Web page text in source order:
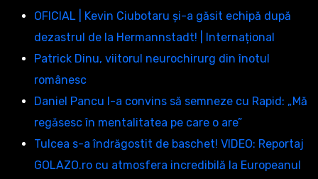
OFICIAL | Kevin Ciubotaru și-a găsit echipă după
dezastrul de la Hermannstadt! | Internațional
Patrick Dinu, viitorul neurochirurg din înotul
românesc
Daniel Pancu l-a convins să semneze cu Rapid: „Mă
regăsesc în mentalitatea pe care o are”
Tulcea s-a îndrăgostit de baschet! VIDEO: Reportaj
GOLAZO.ro cu atmosfera incredibilă la Europeanul